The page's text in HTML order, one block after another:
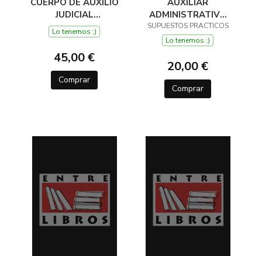
JUDICIAL
ADMINISTRACIÓN
DE
JUSTICIA.TEMARIO
VOLUMEN 1
Lo tenemos ;)
45,00 €
Comprar
ADMINISTRATIVO
CORPORACIONES
LOCALES 2025
SUPUESTOS PRACTICOS
Lo tenemos ;)
20,00 €
Comprar